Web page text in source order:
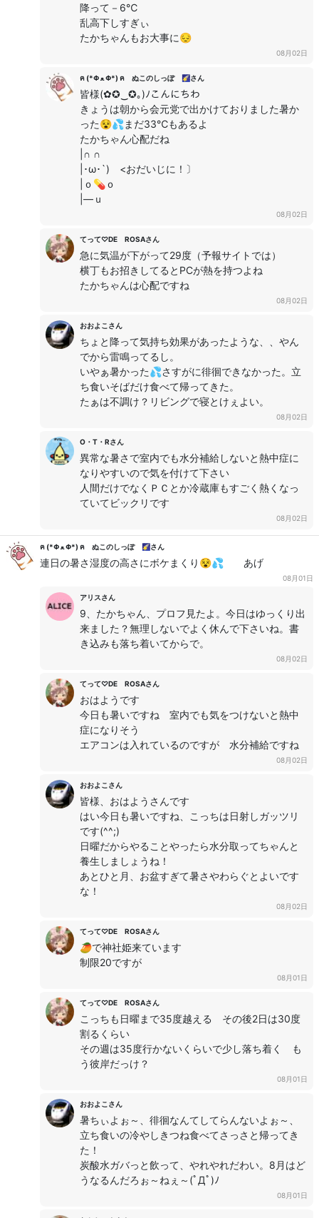
降って－6℃
乱高下しすぎぃ
たかちゃんもお大事に😔
08月02日
ฅ (*Φ ﻌ Φ*) ฅ ぬこのしっぽ 🌠さん
皆様(✿✪‿✪｡)ﾉこんにちわ
きょうは朝から会元党で出かけておりました暑か
った😵💦まだ33℃もあるよ
たかちゃん心配だね
|∩ ∩
|･ω･`) <おだいじに！〕
|ｏ💊ｏ
|―ｕ
08月02日
てって♡DE ROSAさん
急に気温が下がって29度（予報サイトでは）
横丁もお招きしてるとPCが熱を持つよね
たかちゃんは心配ですね
08月02日
おおよこさん
ちょと降って気持ち効果があったような、、やん
でから雷鳴ってるし。
いやぁ暑かった💦さすがに徘徊できなかった。立
ち食いそばだけ食べて帰ってきた。
たぁは不調け？リビングで寝とけぇよい。
08月02日
O・T・Rさん
異常な暑さで室内でも水分補給しないと熱中症に
なりやすいので気を付けて下さい
人間だけでなくＰＣとか冷蔵庫もすごく熱くなっ
ていてビックリです
08月02日
ฅ (*Φ ﻌ Φ*) ฅ ぬこのしっぽ 🌠さん
連日の暑さ湿度の高さにボケまくり😵💦 あげ
08月01日
アリスさん
9、たかちゃん、プロフ見たよ。今日はゆっくり出
来ました？無理しないでよく休んで下さいね。書
き込みも落ち着いてからで。
08月02日
てって♡DE ROSAさん
おはようです
今日も暑いですね 室内でも気をつけないと熱中
症になりそう
エアコンは入れているのですが 水分補給ですね
08月02日
おおよこさん
皆様、おはようさんです
はい今日も暑いですね、こっちは日射しガッツリ
です(^^;)
日曜だからやることやったら水分取ってちゃんと
養生しましょうね！
あとひと月、お盆すぎて暑さやわらぐとよいです
な！
08月02日
てって♡DE ROSAさん
🥭で神社姫来ています
制限20ですが
08月01日
てって♡DE ROSAさん
こっちも日曜まで35度越える その後2日は30度
割るくらい
その週は35度行かないくらいで少し落ち着く も
う彼岸だっけ？
08月01日
おおよこさん
暑ちぃよぉ～、徘徊なんてしてらんないよぉ～、
立ち食いの冷やしきつね食べてさっさと帰ってき
た！
炭酸水ガバっと飲って、やれやれだわい。8月はど
うなるんだろぉ～ねぇ～(ﾟДﾟ)ﾉ
08月01日